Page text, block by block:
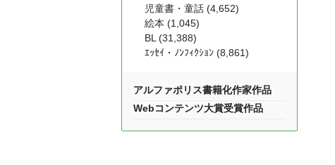
児童書・童話 (4,652)
絵本 (1,045)
BL (31,388)
ｴｯｾｲ・ﾉﾝﾌｨｸｼｮﾝ (8,861)
アルファポリス書籍化作家作品
Webコンテンツ大賞受賞作品